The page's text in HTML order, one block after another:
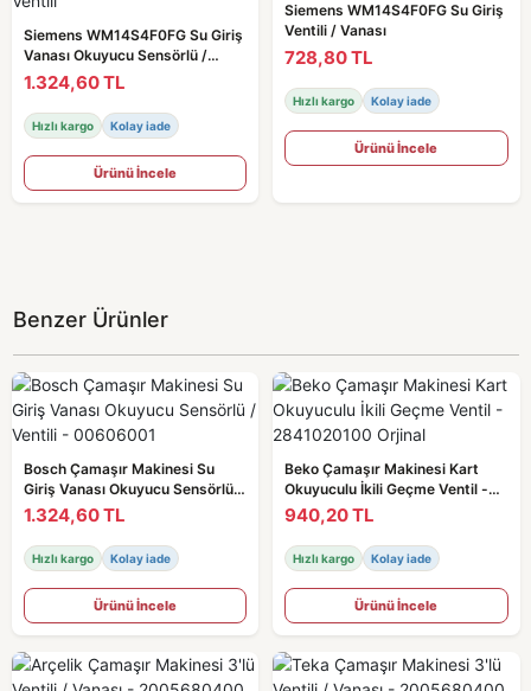
Siemens WM14S4F0FG Su Giriş
Vanası Okuyucu Sensörlü /
Ventili
1.324,60 TL
Hızlı kargo Kolay iade
Ürünü İncele
Siemens WM14S4F0FG Su Giriş
Ventili / Vanası
728,80 TL
Hızlı kargo Kolay iade
Ürünü İncele
Benzer Ürünler
Bosch Çamaşır Makinesi Su
Giriş Vanası Okuyucu Sensörlü /
Ventili - 00606001
1.324,60 TL
Hızlı kargo Kolay iade
Ürünü İncele
Beko Çamaşır Makinesi Kart
Okuyuculu İkili Geçme Ventil -
2841020100 Orjinal
940,20 TL
Hızlı kargo Kolay iade
Ürünü İncele